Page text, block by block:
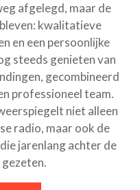
afgelegd, maar de
kwalitatieve
en een persoonlijke
steeds genieten van
gecombineerd
professioneel team.
niet alleen
radio, maar ook de
jarenlang achter de